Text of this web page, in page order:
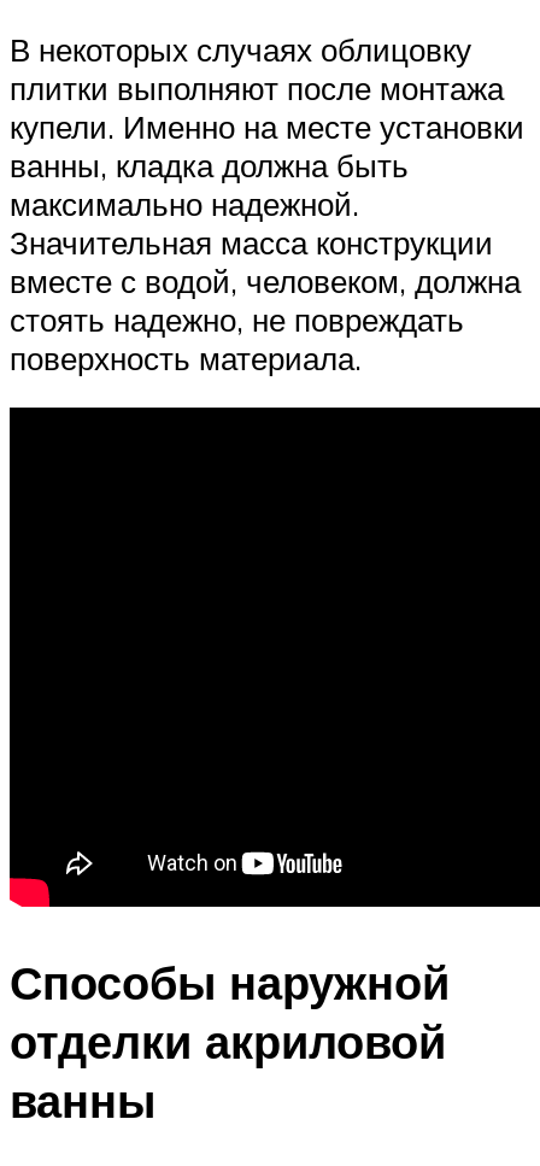
В некоторых случаях облицовку
плитки выполняют после монтажа
купели. Именно на месте установки
ванны, кладка должна быть
максимально надежной.
Значительная масса конструкции
вместе с водой, человеком, должна
стоять надежно, не повреждать
поверхность материала.
Способы наружной
отделки акриловой
ванны